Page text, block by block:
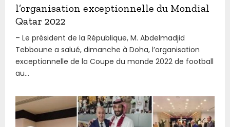
l’organisation exceptionnelle du Mondial
Qatar 2022
– Le président de la République, M. Abdelmadjid
Tebboune a salué, dimanche à Doha, l’organisation
exceptionnelle de la Coupe du monde 2022 de football
au...